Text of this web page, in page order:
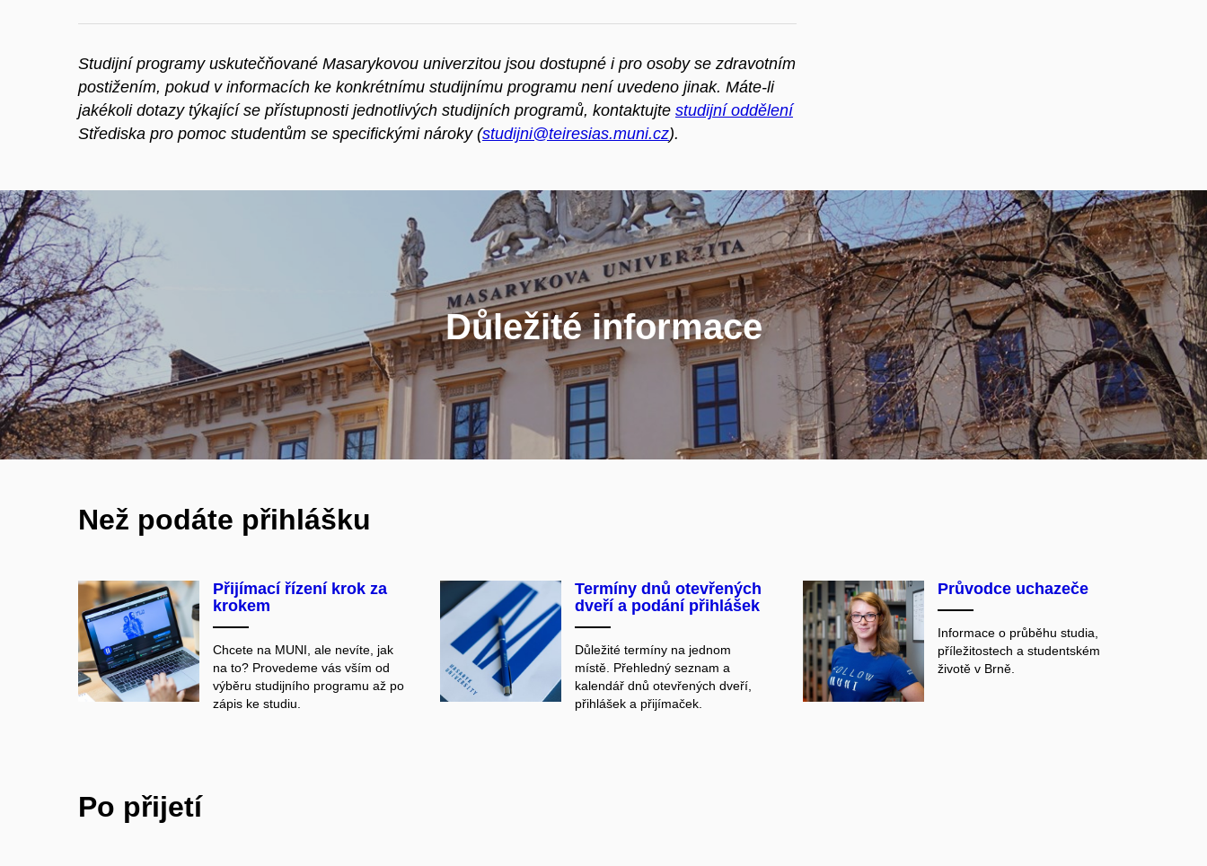
Studijní programy uskutečňované Masarykovou univerzitou jsou dostupné i pro osoby se zdravotním
postižením, pokud v informacích ke konkrétnímu studijnímu programu není uvedeno jinak. Máte-li
jakékoli dotazy týkající se přístupnosti jednotlivých studijních programů, kontaktujte studijní oddělení
Střediska pro pomoc studentům se specifickými nároky (studijni@teiresias.muni.cz).
Důležité informace
Než podáte přihlášku
Přijímací řízení krok za
krokem
Chcete na MUNI, ale nevíte, jak
na to? Provedeme vás vším od
výběru studijního programu až po
zápis ke studiu.
Termíny dnů otevřených
dveří a podání přihlášek
Důležité termíny na jednom
místě. Přehledný seznam a
kalendář dnů otevřených dveří,
přihlášek a přijímaček.
Průvodce uchazeče
Informace o průběhu studia,
příležitostech a studentském
životě v Brně.
Po přijetí